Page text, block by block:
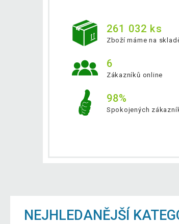
261 032 ks
Zboží máme na
6
Zákazníků online
98%
Spokojených
NEJHLEDANĚJŠÍ